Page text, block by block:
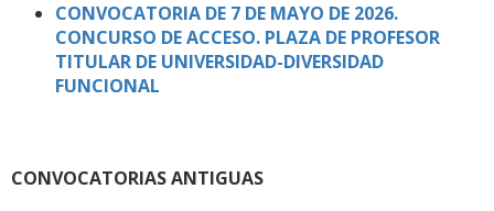
CONVOCATORIA DE 7 DE MAYO DE 2026.
CONCURSO DE ACCESO. PLAZA DE PROFESOR
TITULAR DE UNIVERSIDAD-DIVERSIDAD
FUNCIONAL
CONVOCATORIAS ANTIGUAS